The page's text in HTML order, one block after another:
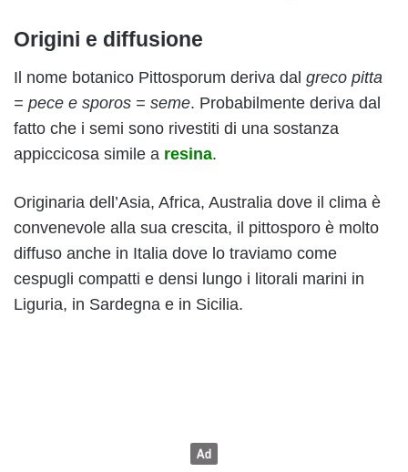
Origini e diffusione
Il nome botanico Pittosporum deriva dal greco pitta
= pece e sporos = seme. Probabilmente deriva dal
fatto che i semi sono rivestiti di una sostanza
appiccicosa simile a resina.
Originaria dell’Asia, Africa, Australia dove il clima è
convenevole alla sua crescita, il pittosporo è molto
diffuso anche in Italia dove lo traviamo come
cespugli compatti e densi lungo i litorali marini in
Liguria, in Sardegna e in Sicilia.